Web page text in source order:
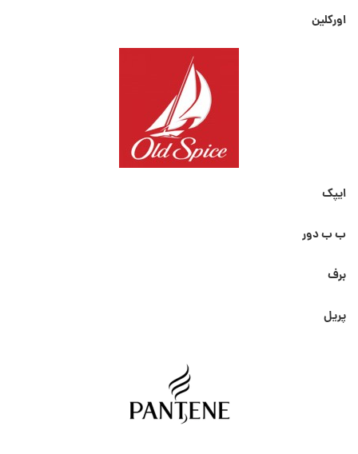
اورکلین
ایپک
ب ب دور
برف
پریل